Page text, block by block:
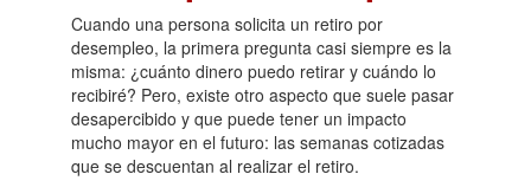
Cuando una persona solicita un retiro por
desempleo, la primera pregunta casi siempre es la
misma: ¿cuánto dinero puedo retirar y cuándo lo
recibiré? Pero, existe otro aspecto que suele pasar
desapercibido y que puede tener un impacto
mucho mayor en el futuro: las semanas cotizadas
que se descuentan al realizar el retiro.